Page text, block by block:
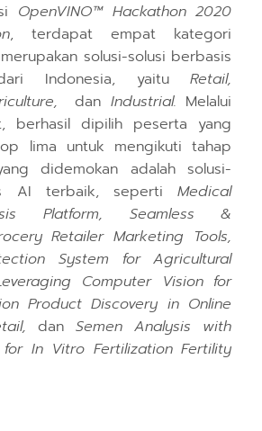
OpenVINO™ Hackathon 2020
, terdapat empat kategori
solusi-solusi berbasis
Indonesia, yaitu
Retail,
, dan Industrial. Melalui
berhasil dipilih peserta yang
op lima untuk mengikuti tahap
didemokan adalah solusi-
AI terbaik, seperti
Medical
Platform, Seamless &
Retailer Marketing Tools,
System for Agricultural
Computer Vision for
Product Discovery in Online
danSemen Analysis with
In Vitro Fertilization Fertility